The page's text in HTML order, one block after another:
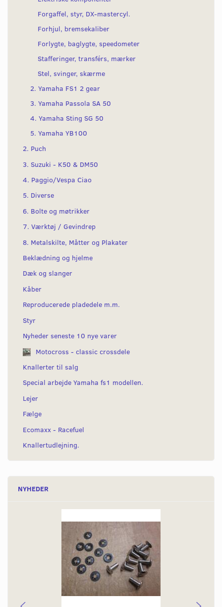
Forgaffel, styr, DX-mastercyl.
Forhjul, bremsekaliber
Forlygte, baglygte, speedometer
Stafferinger, transférs, mærker
Stel, svinger, skærme
2. Yamaha FS1 2 gear
3. Yamaha Passola SA 50
4. Yamaha Sting SG 50
5. Yamaha YB100
2. Puch
3. Suzuki - K50 & DM50
4. Paggio/Vespa Ciao
5. Diverse
6. Bolte og møtrikker
7. Værktøj / Gevindrep
8. Metalskilte, Måtter og Plakater
Beklædning og hjelme
Dæk og slanger
Kåber
Reproducerede pladedele m.m.
Styr
Nyheder seneste 10 nye varer
Motocross - classic crossdele
Knallerter til salg
Special arbejde Yamaha fs1 modellen.
Lejer
Fælge
Ecomaxx - Racefuel
Knallertudlejning.
NYHEDER